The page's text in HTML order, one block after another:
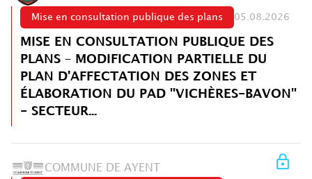
Mise en consultation publique des plans 05.08.2026
MISE EN CONSULTATION PUBLIQUE DES
PLANS – MODIFICATION PARTIELLE DU
PLAN D'AFFECTATION DES ZONES ET
ÉLABORATION DU PAD "VICHÈRES-BAVON"
- SECTEUR...
COMMUNE DE AYENT